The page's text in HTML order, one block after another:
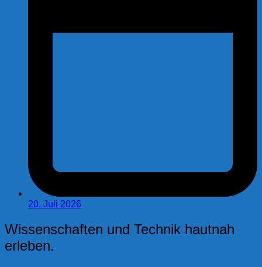
20. Juli 2026
Wissenschaften und Technik hautnah
erleben.